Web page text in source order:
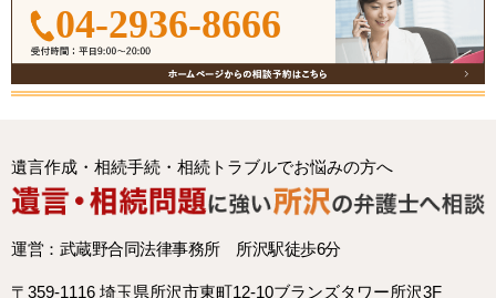
04-2936-8666
遺言作成・相続手続・相続トラブルでお悩みの方へ
運営：武蔵野合同法律事務所 所沢駅徒歩6分
〒359-1116 埼玉県所沢市東町12-10ブランズタワー所沢3F